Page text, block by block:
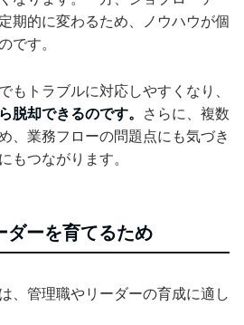
期的に変わるため、ノウハウが個
です。
もトラブルに対応しやすくなり、
脱却できるのです。
さらに、複数
、業務フローの問題点にも気づき
もつながります。
ダーを育てるため
、管理職やリーダーの育成に適し